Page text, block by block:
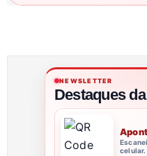
NEWSLETTER
Destaques
celular.